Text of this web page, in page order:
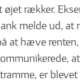
rækker.
melde ud, at
at hæve renten,
er